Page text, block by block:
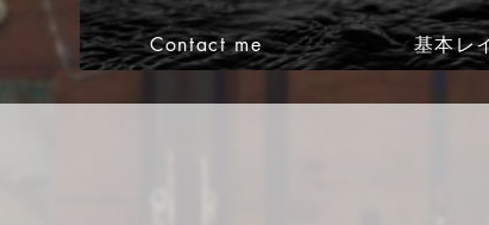
Contact me 基本レ